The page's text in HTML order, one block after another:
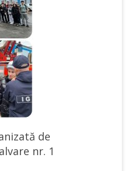
de
nr. 1